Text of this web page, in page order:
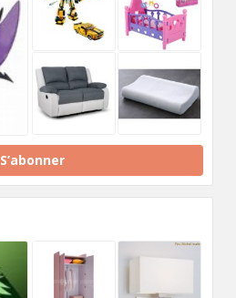
S’abonner